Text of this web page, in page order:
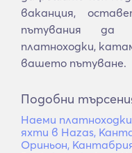
ваканция,
пътувания да
платноходки,
вашето пътуване.
Подобни
Наеми
яхти в Hazas,
Ориньон,